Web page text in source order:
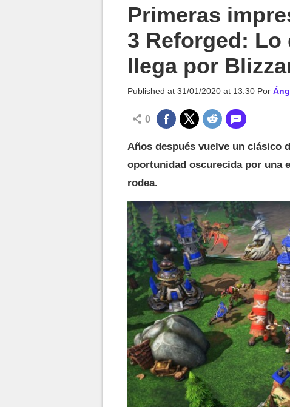
Primeras
3 Reforged:
llega por
Published at 31/01/2020 at 13:30 Por
0
Años después vuelve un clásico
oportunidad oscurecida por una
rodea.